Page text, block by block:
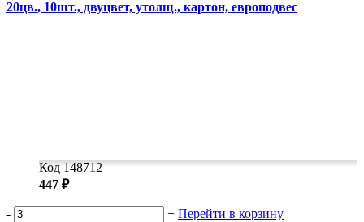
20цв., 10шт., двуцвет, утолщ., картон, европодвес
Код 148712
447 ₽
- + Перейти в корзину